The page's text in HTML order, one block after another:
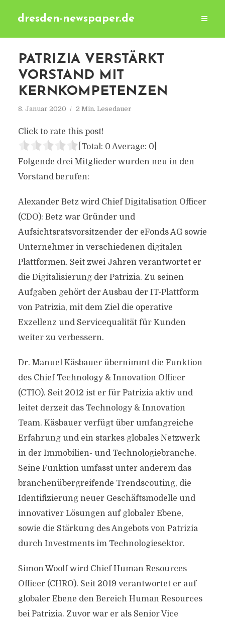
dresden-newspaper.de
PATRIZIA VERSTÄRKT
VORSTAND MIT
KERNKOMPETENZEN
8. Januar 2020 2 Min. Lesedauer
Click to rate this post!
[Total: 0 Average: 0]
Folgende drei Mitglieder wurden neu in den
Vorstand berufen:
Alexander Betz wird Chief Digitalisation Officer
(CDO): Betz war Gründer und
Aufsichtsratsvorsitzender der eFonds AG sowie
Unternehmer in verschiedenen digitalen
Plattformen. Seit zwei Jahren verantwortet er
die Digitalisierung der Patrizia. Zu seinen
Aufgaben gehört der Ausbau der IT-Plattform
von Patrizia, mit dem Ziel die operative
Exzellenz und Servicequalität für Kunden
weiter zu verbessern.
Dr. Manuel Käsbauer übernimmt die Funktion
des Chief Technology & Innovation Officer
(CTIO). Seit 2012 ist er für Patrizia aktiv und
leitet derzeit das Technology & Innovation
Team. Käsbauer verfügt über umfangreiche
Erfahrung und ein starkes globales Netzwerk
in der Immobilien- und Technologiebranche.
Seine Funktion umfasst unter anderem das
branchenübergreifende Trendscouting, die
Identifizierung neuer Geschäftsmodelle und
innovativer Lösungen auf globaler Ebene,
sowie die Stärkung des Angebots von Patrizia
durch Investments im Technologiesektor.
Simon Woolf wird Chief Human Resources
Officer (CHRO). Seit 2019 verantwortet er auf
globaler Ebene den Bereich Human Resources
bei Patrizia. Zuvor war er als Senior Vice